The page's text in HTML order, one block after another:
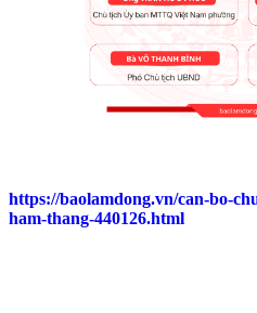
https://baolamdong.vn/can-bo-
ham-thang-440126.html